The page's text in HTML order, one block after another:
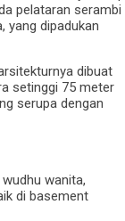
pelataran serambi
yang dipadukan
dibuat
setinggi 75 meter
serupa dengan
wanita,
di basement